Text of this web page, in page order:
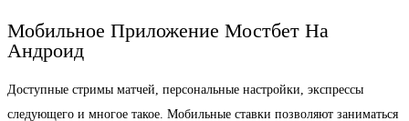
Мобильное Приложение Мостбет На
Андроид
Доступные стримы матчей, персональные настройки, экспрессы
следующего и многое такое. Мобильные ставки позволяют заниматься